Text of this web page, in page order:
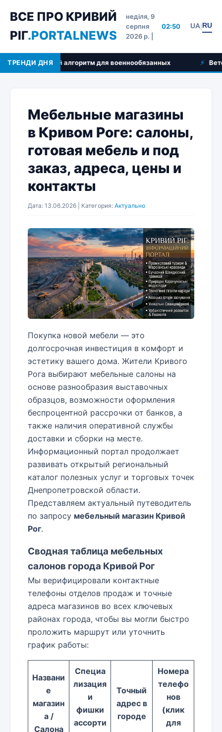
ВСЕ ПРО КРИВИЙ
РІГ.PORTALNEWS
неділя, 9
серпня
2026 р. |
02:50 UA|RU
ТРЕНДИ ДНЯалгоритм для военнообязанных Ветеринар
Мебельные магазины
в Кривом Роге: салоны,
готовая мебель и под
заказ, адреса, цены и
контакты
Дата: 13.06.2026 | Категория: Актуально
Покупка новой мебели — это
долгосрочная инвестиция в комфорт и
эстетику вашего дома. Жители Кривого
Рога выбирают мебельные салоны на
основе разнообразия выставочных
образцов, возможности оформления
беспроцентной рассрочки от банков, а
также наличия оперативной службы
доставки и сборки на месте.
Информационный портал продолжает
развивать открытый региональный
каталог полезных услуг и торговых точек
Днепропетровской области.
Представляем актуальный путеводитель
по запросу мебельный магазин Кривой
Рог.
Сводная таблица мебельных
салонов города Кривой Рог
Мы верифицировали контактные
телефоны отделов продаж и точные
адреса магазинов во всех ключевых
районах города, чтобы вы могли быстро
проложить маршрут или уточнить
график работы:
Названи
е
магазин
а /
Салона
Специа
лизация
и
фишки
ассорти
Точный
адрес в
городе
Номера
телефо
нов
(клик
для